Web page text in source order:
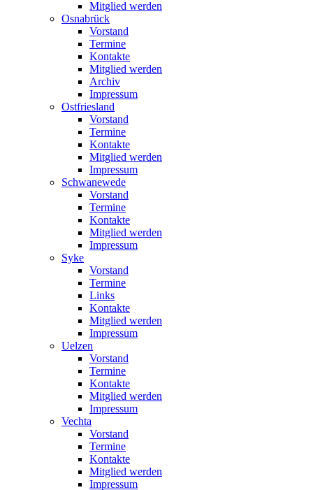
Mitglied werden
Osnabrück
Vorstand
Termine
Kontakte
Mitglied werden
Archiv
Impressum
Ostfriesland
Vorstand
Termine
Kontakte
Mitglied werden
Impressum
Schwanewede
Vorstand
Termine
Kontakte
Mitglied werden
Impressum
Syke
Vorstand
Termine
Links
Kontakte
Mitglied werden
Impressum
Uelzen
Vorstand
Termine
Kontakte
Mitglied werden
Impressum
Vechta
Vorstand
Termine
Kontakte
Mitglied werden
Impressum